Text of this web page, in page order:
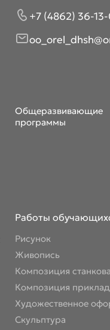
+7 (4862) 36-
Общеразвивающие
программы
Работы
Рисунок
Живопись
Композиция
Композиция
Художественное
Скульптура